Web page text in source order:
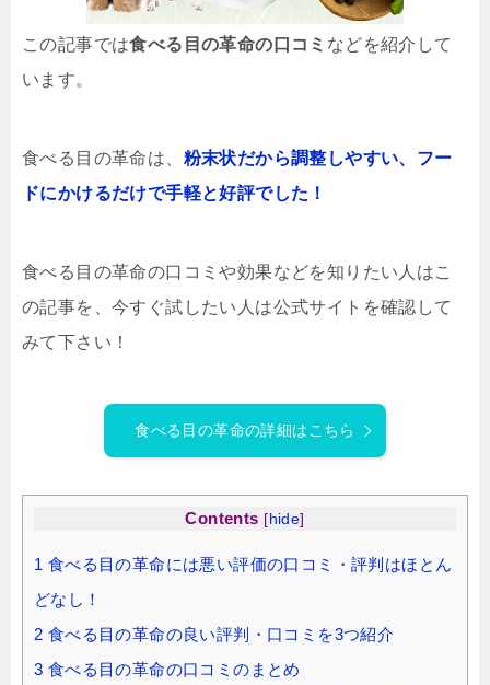
この記事では食べる目の革命の口コミ などを紹介して
います。
食べる目の革命は、 粉末状だから調整しやすい、フー
ドにかけるだけで手軽と好評でした！
食べる目の革命の口コミや効果などを知りたい人はこ
の記事を、今すぐ試したい人は公式サイトを確認して
みて下さい！
食べる目の革命の詳細はこちら
Contents [ hide]
1 食べる目の革命には悪い評価の口コミ・評判はほとん
どなし！
2 食べる目の革命の良い評判・口コミを3つ紹介
3 食べる目の革命の口コミのまとめ